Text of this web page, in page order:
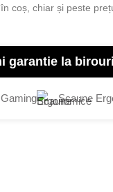
în coș, chiar și peste
garantie la
Scaune